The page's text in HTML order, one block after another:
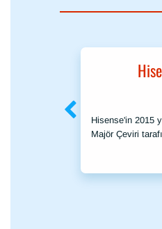
Hisense'in 2015
Majör Çeviri